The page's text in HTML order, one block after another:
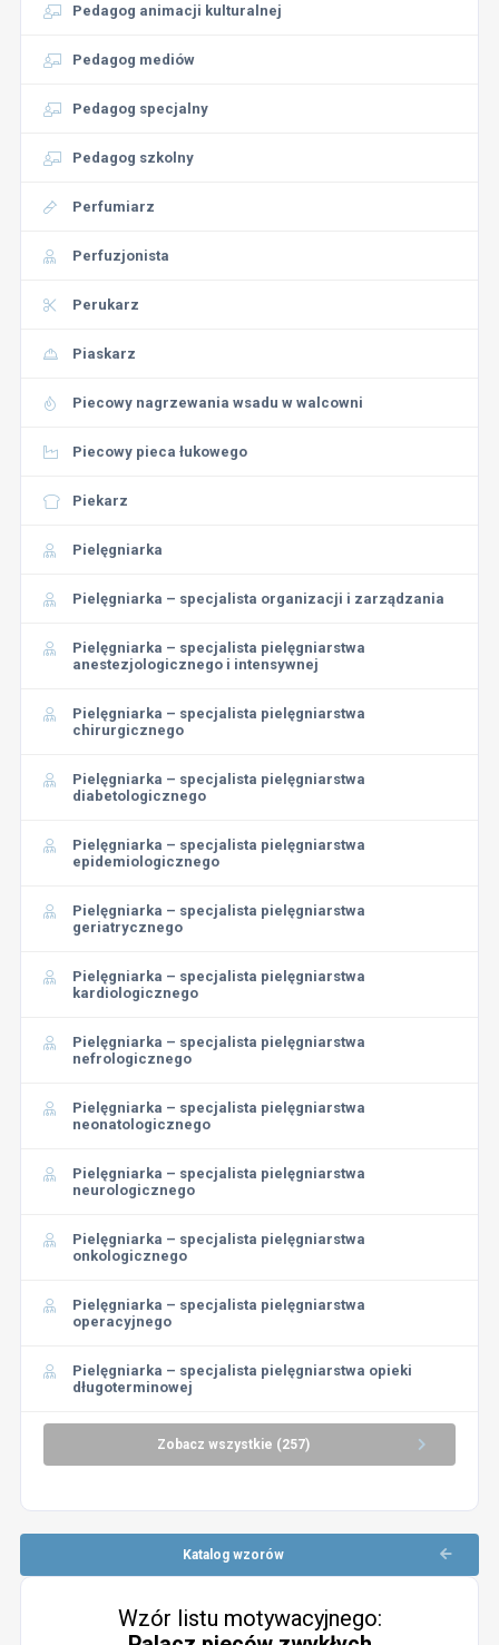
Pedagog animacji kulturalnej
Pedagog mediów
Pedagog specjalny
Pedagog szkolny
Perfumiarz
Perfuzjonista
Perukarz
Piaskarz
Piecowy nagrzewania wsadu w walcowni
Piecowy pieca łukowego
Piekarz
Pielęgniarka
Pielęgniarka – specjalista organizacji i zarządzania
Pielęgniarka – specjalista pielęgniarstwa
anestezjologicznego i intensywnej
Pielęgniarka – specjalista pielęgniarstwa
chirurgicznego
Pielęgniarka – specjalista pielęgniarstwa
diabetologicznego
Pielęgniarka – specjalista pielęgniarstwa
epidemiologicznego
Pielęgniarka – specjalista pielęgniarstwa
geriatrycznego
Pielęgniarka – specjalista pielęgniarstwa
kardiologicznego
Pielęgniarka – specjalista pielęgniarstwa
nefrologicznego
Pielęgniarka – specjalista pielęgniarstwa
neonatologicznego
Pielęgniarka – specjalista pielęgniarstwa
neurologicznego
Pielęgniarka – specjalista pielęgniarstwa
onkologicznego
Pielęgniarka – specjalista pielęgniarstwa
operacyjnego
Pielęgniarka – specjalista pielęgniarstwa opieki
długoterminowej
Zobacz wszystkie (257)
Katalog wzorów
Wzór listu motywacyjnego: